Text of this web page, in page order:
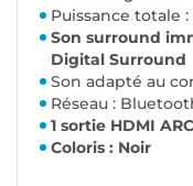
Puissance totale :
Son surround
Digital Surround
Son adapté au
Réseau :
1 sortie HDMI ARC
Coloris : Noir